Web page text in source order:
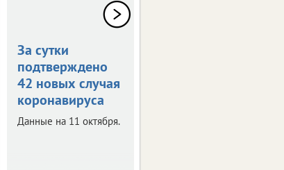
За сутки
подтверждено
42 новых случая
коронавируса
Данные на 11 октября.